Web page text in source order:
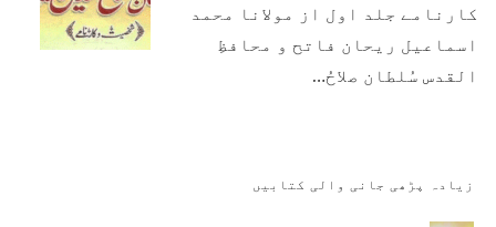
کارنامے جلد اول از مولانا محمد
اسماعیل ریحان فاتح و محافظِ
القدس سُلطان صلاحُ…
زیادہ پڑھی جانی والی کتابیں